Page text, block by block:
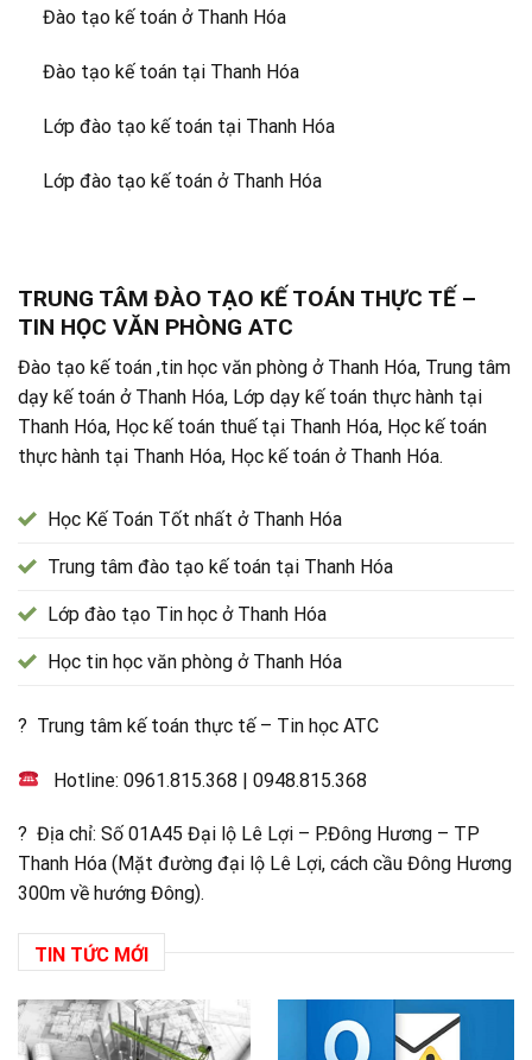
Đào tạo kế toán ở Thanh Hóa
Đào tạo kế toán tại Thanh Hóa
Lớp đào tạo kế toán tại Thanh Hóa
Lớp đào tạo kế toán ở Thanh Hóa
TRUNG TÂM ĐÀO TẠO KẾ TOÁN THỰC TẾ –
TIN HỌC VĂN PHÒNG ATC
Đào tạo kế toán ,tin học văn phòng ở Thanh Hóa, Trung tâm
dạy kế toán ở Thanh Hóa, Lớp dạy kế toán thực hành tại
Thanh Hóa, Học kế toán thuế tại Thanh Hóa, Học kế toán
thực hành tại Thanh Hóa, Học kế toán ở Thanh Hóa.
Học Kế Toán Tốt nhất ở Thanh Hóa
Trung tâm đào tạo kế toán tại Thanh Hóa
Lớp đào tạo Tin học ở Thanh Hóa
Học tin học văn phòng ở Thanh Hóa
? Trung tâm kế toán thực tế – Tin học ATC
Hotline:0961.815.368 |0948.815.368
? Địa chỉ: Số 01A45 Đại lộ Lê Lợi – P.Đông Hương – TP
Thanh Hóa (Mặt đường đại lộ Lê Lợi, cách cầu Đông Hương
300m về hướng Đông).
TIN TỨC MỚI